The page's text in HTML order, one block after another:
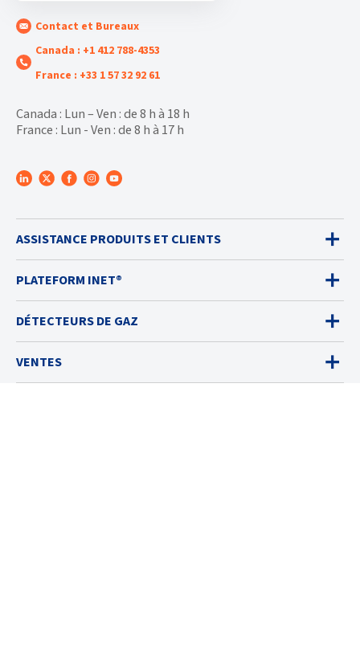
Contact et Bureaux
Canada : +1 412 788-4353
France : +33 1 57 32 92 61
Canada : Lun – Ven : de 8 h à 18 h
France : Lun - Ven : de 8 h à 17 h
ASSISTANCE PRODUITS ET CLIENTS
PLATEFORM INET®
DÉTECTEURS DE GAZ
VENTES